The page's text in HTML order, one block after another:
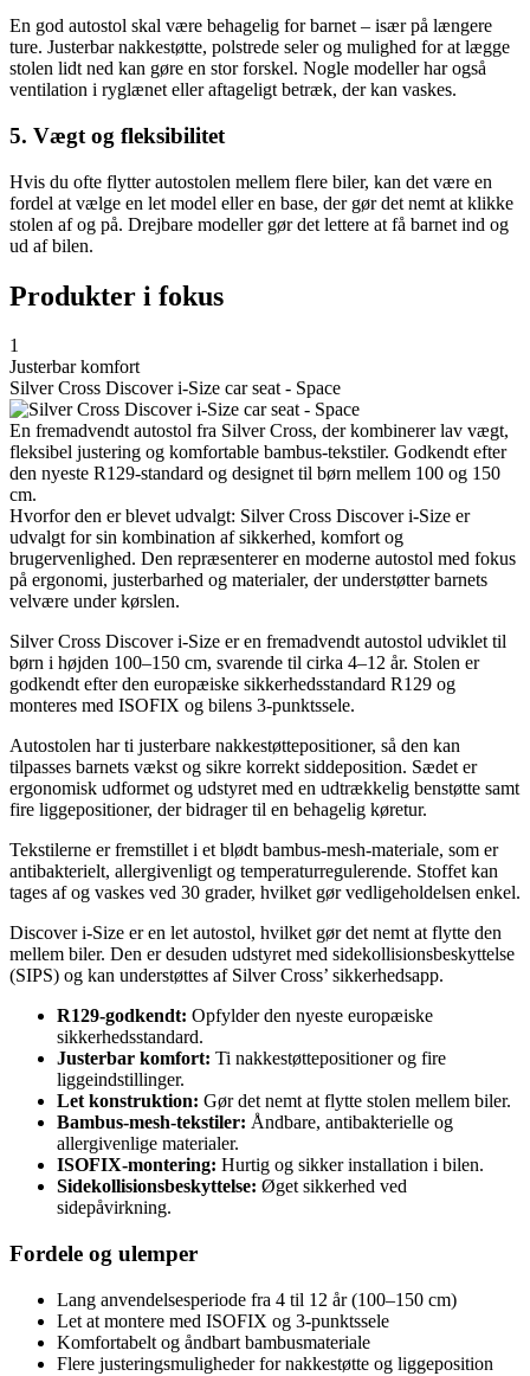
En god autostol skal være behagelig for barnet – især på længere
ture. Justerbar nakkestøtte, polstrede seler og mulighed for at lægge
stolen lidt ned kan gøre en stor forskel. Nogle modeller har også
ventilation i ryglænet eller aftageligt betræk, der kan vaskes.
5. Vægt og fleksibilitet
Hvis du ofte flytter autostolen mellem flere biler, kan det være en
fordel at vælge en let model eller en base, der gør det nemt at klikke
stolen af og på. Drejbare modeller gør det lettere at få barnet ind og
ud af bilen.
Produkter i fokus
1
Justerbar komfort
Silver Cross Discover i-Size car seat - Space
En fremadvendt autostol fra Silver Cross, der kombinerer lav vægt,
fleksibel justering og komfortable bambus-tekstiler. Godkendt efter
den nyeste R129-standard og designet til børn mellem 100 og 150
cm.
Hvorfor den er blevet udvalgt: Silver Cross Discover i-Size er
udvalgt for sin kombination af sikkerhed, komfort og
brugervenlighed. Den repræsenterer en moderne autostol med fokus
på ergonomi, justerbarhed og materialer, der understøtter barnets
velvære under kørslen.
Silver Cross Discover i-Size er en fremadvendt autostol udviklet til
børn i højden 100–150 cm, svarende til cirka 4–12 år. Stolen er
godkendt efter den europæiske sikkerhedsstandard R129 og
monteres med ISOFIX og bilens 3-punktssele.
Autostolen har ti justerbare nakkestøttepositioner, så den kan
tilpasses barnets vækst og sikre korrekt siddeposition. Sædet er
ergonomisk udformet og udstyret med en udtrækkelig benstøtte samt
fire liggepositioner, der bidrager til en behagelig køretur.
Tekstilerne er fremstillet i et blødt bambus-mesh-materiale, som er
antibakterielt, allergivenligt og temperaturregulerende. Stoffet kan
tages af og vaskes ved 30 grader, hvilket gør vedligeholdelsen enkel.
Discover i-Size er en let autostol, hvilket gør det nemt at flytte den
mellem biler. Den er desuden udstyret med sidekollisionsbeskyttelse
(SIPS) og kan understøttes af Silver Cross’ sikkerhedsapp.
R129-godkendt: Opfylder den nyeste europæiske
sikkerhedsstandard.
Justerbar komfort: Ti nakkestøttepositioner og fire
liggeindstillinger.
Let konstruktion: Gør det nemt at flytte stolen mellem biler.
Bambus-mesh-tekstiler: Åndbare, antibakterielle og
allergivenlige materialer.
ISOFIX-montering: Hurtig og sikker installation i bilen.
Sidekollisionsbeskyttelse: Øget sikkerhed ved
sidepåvirkning.
Fordele og ulemper
Lang anvendelsesperiode fra 4 til 12 år (100–150 cm)
Let at montere med ISOFIX og 3-punktssele
Komfortabelt og åndbart bambusmateriale
Flere justeringsmuligheder for nakkestøtte og liggeposition